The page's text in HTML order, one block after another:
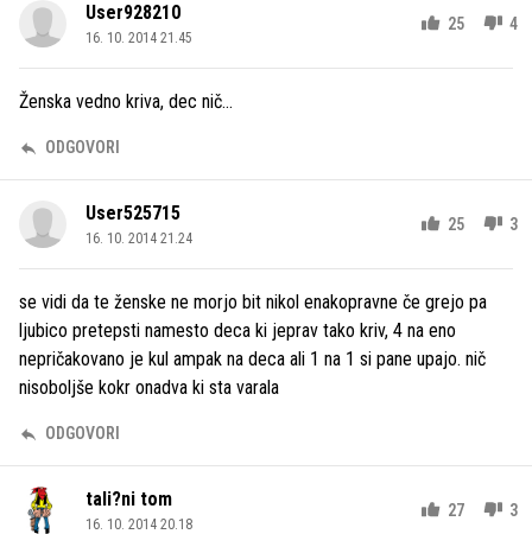
User928210
16. 10. 2014 21.45
25 4
Ženska vedno kriva, dec nič...
ODGOVORI
User525715
16. 10. 2014 21.24
25 3
se vidi da te ženske ne morjo bit nikol enakopravne če grejo pa
ljubico pretepsti namesto deca ki jeprav tako kriv, 4 na eno
nepričakovano je kul ampak na deca ali 1 na 1 si pane upajo. nič
nisoboljše kokr onadva ki sta varala
ODGOVORI
tali?ni tom
16. 10. 2014 20.18
27 3